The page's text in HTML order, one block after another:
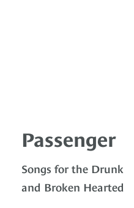
Passenger
Songs for the Drunk
and Broken Hearted